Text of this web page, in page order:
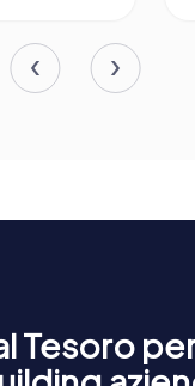
Tesoro